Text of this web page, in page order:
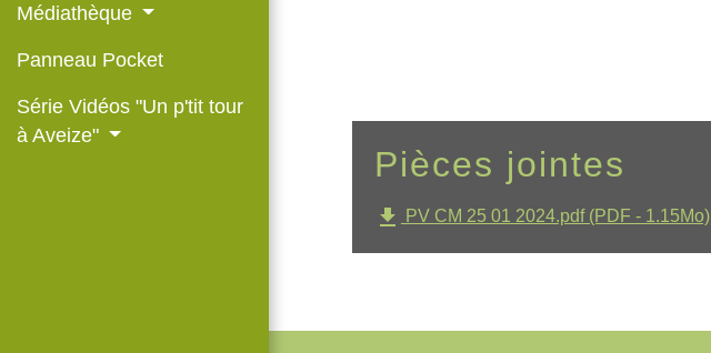
Médiathèque
Panneau Pocket
Série Vidéos "Un p'tit tour
à Aveize"
Pièces jointes
file_download PV CM 25 01 2024.pdf (PDF - 1.15Mo)